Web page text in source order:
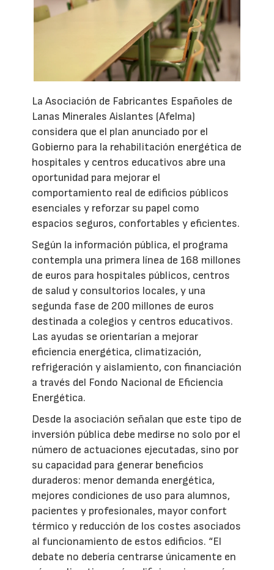
La Asociación de Fabricantes Españoles de
Lanas Minerales Aislantes (Afelma)
considera que el plan anunciado por el
Gobierno para la rehabilitación energética de
hospitales y centros educativos abre una
oportunidad para mejorar el
comportamiento real de edificios públicos
esenciales y reforzar su papel como
espacios seguros, confortables y eficientes.
Según la información pública, el programa
contempla una primera línea de 168 millones
de euros para hospitales públicos, centros
de salud y consultorios locales, y una
segunda fase de 200 millones de euros
destinada a colegios y centros educativos.
Las ayudas se orientarían a mejorar
eficiencia energética, climatización,
refrigeración y aislamiento, con financiación
a través del Fondo Nacional de Eficiencia
Energética.
Desde la asociación señalan que este tipo de
inversión pública debe medirse no solo por el
número de actuaciones ejecutadas, sino por
su capacidad para generar beneficios
duraderos: menor demanda energética,
mejores condiciones de uso para alumnos,
pacientes y profesionales, mayor confort
térmico y reducción de los costes asociados
al funcionamiento de estos edificios. “El
debate no debería centrarse únicamente en